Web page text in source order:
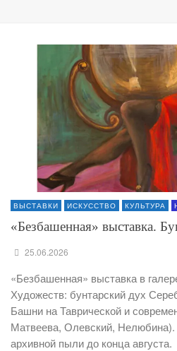
ВЫСТАВКИ ИСКУССТВО КУЛЬТУРА
«Безбашенная» выставка.
25.06.2026
«Безбашенная» выставка в
Художеств: бунтарский дух
Башни на Таврической и
Матвеева, Олевский,
архивной пыли до конца августа.